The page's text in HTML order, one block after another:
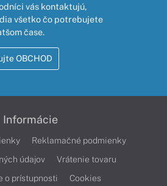
vás kontaktujú,
všetko čo potrebujete
čase.
OBCHOD
Informácie
Reklamačné podmienky
údajov
Vrátenie tovaru
o prístupnosti
Cookies